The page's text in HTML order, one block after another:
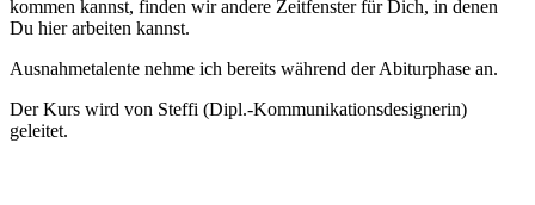
kommen kannst, finden wir andere Zeitfenster für Dich, in denen
Du hier arbeiten kannst.
Ausnahmetalente nehme ich bereits während der Abiturphase an.
Der Kurs wird von Steffi (Dipl.-Kommunikationsdesignerin)
geleitet.